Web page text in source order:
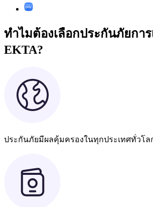
ทำไมต้องเลือกประกันภัยกา
EKTA?
ประกันภัยมีผลคุ้มครองในทุกประเทศทั่วโล